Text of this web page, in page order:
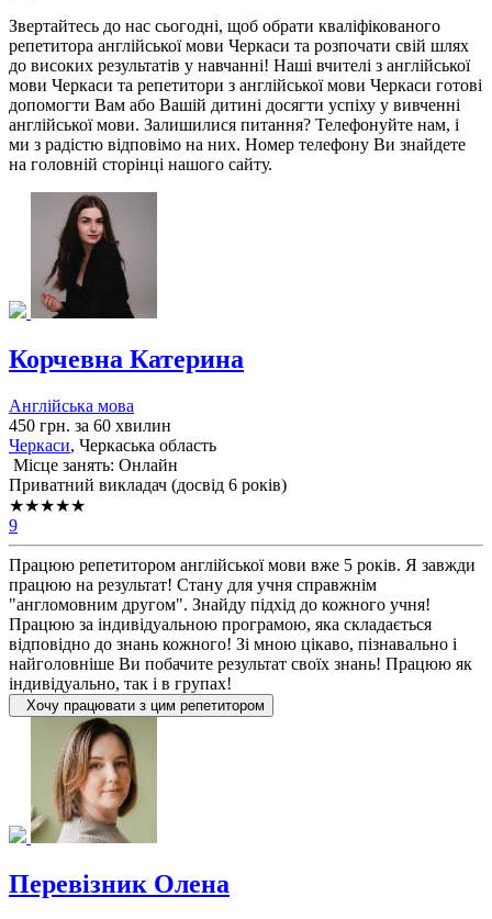
Звертайтесь до нас сьогодні, щоб обрати кваліфікованого
репетитора англійської мови Черкаси та розпочати свій шлях
до високих результатів у навчанні! Наші вчителі з англійської
мови Черкаси та репетитори з англійської мови Черкаси готові
допомогти Вам або Вашій дитині досягти успіху у вивченні
англійської мови. Залишилися питання? Телефонуйте нам, і
ми з радістю відповімо на них. Номер телефону Ви знайдете
на головній сторінці нашого сайту.
Корчевна Катерина
Англійська мова
450 грн. за 60 хвилин
Черкаси, Черкаська область
Місце занять: Онлайн
Приватний викладач (досвід 6 років)
★★★★★
9
Працюю репетитором англійської мови вже 5 років. Я завжди
працюю на результат! Стану для учня справжнім
"англомовним другом". Знайду підхід до кожного учня!
Працюю за індивідуальною програмою, яка складається
відповідно до знань кожного! Зі мною цікаво, пізнавально і
найголовніше Ви побачите результат своїх знань! Працюю як
індивідуально, так і в групах!
Хочу працювати з цим репетитором
Перевізник Олена